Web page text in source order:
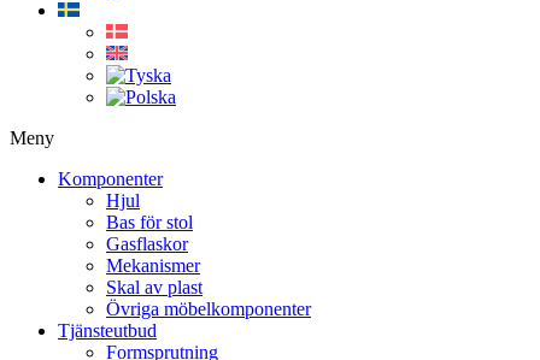
Meny
Komponenter
Hjul
Bas för stol
Gasflaskor
Mekanismer
Skal av plast
Övriga möbelkomponenter
Tjänsteutbud
Formsprutning